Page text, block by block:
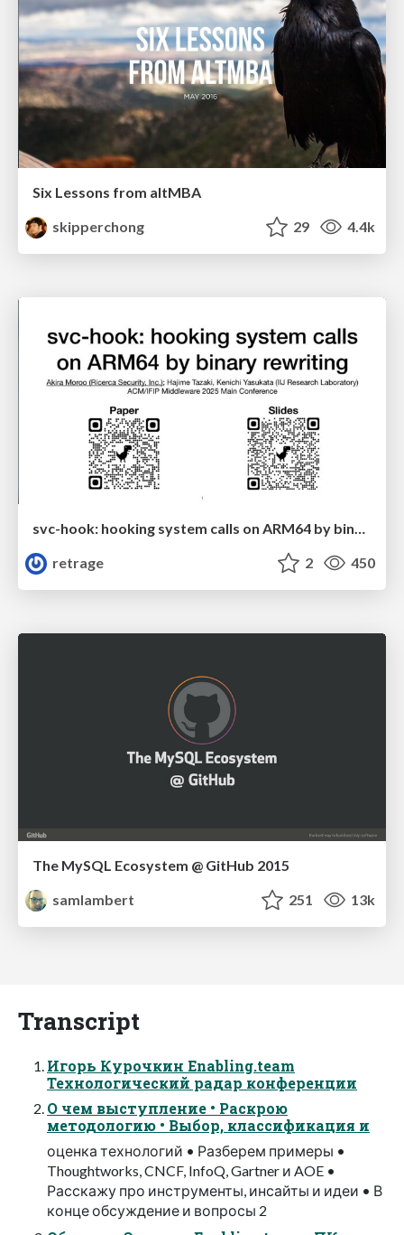
Six Lessons from altMBA
skipperchong
29 4.4k
svc-hook: hooking system calls on ARM64 by binary rewriting
retrage
2 450
The MySQL Ecosystem @ GitHub 2015
samlambert
251 13k
Transcript
Игорь Курочкин Enabling.team
Технологический радар конференции
О чем выступление • Раскрою
методологию • Выбор, классификация и
оценка технологий • Разберем примеры •
Thoughtworks, CNCF, InfoQ, Gartner и AOE •
Расскажу про инструменты, инсайты и идеи • В
конце обсуждение и вопросы 2